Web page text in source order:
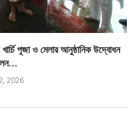
পূজা ও মেলার আনুষ্ঠানিক উদ্বোধন
2026